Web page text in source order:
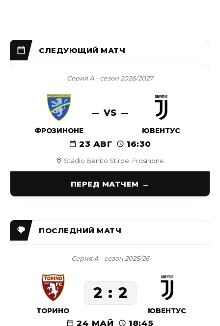
Stadio Benito Stirpe, Frosinone
Серия А - сезон 2026/2027
ФРОЗИНОНЕ
VS
ЮВЕНТУС
23 АВГ 16:30
ПЕРЕД МАТЧЕМ
Серия А - сезон 2025/26
24 МАЙ 18:45
ТОРИНО
2 2
ЮВЕНТУС